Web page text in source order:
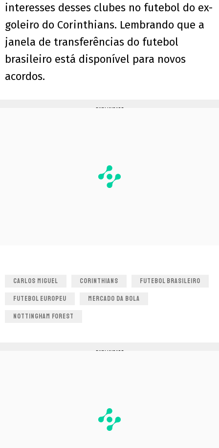
interesses desses clubes no futebol do ex-
goleiro do Corinthians. Lembrando que a
janela de transferências do futebol
brasileiro está disponível para novos
acordos.
PUBLICIDADE
CARLOS MIGUEL CORINTHIANS FUTEBOL BRASILEIRO
FUTEBOL EUROPEU MERCADO DA BOLA
NOTTINGHAM FOREST
PUBLICIDADE